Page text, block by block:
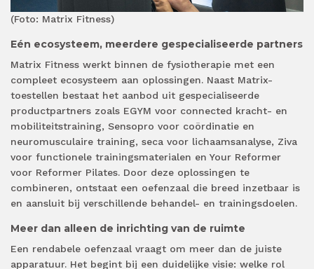
(Foto: Matrix Fitness)
Eén ecosysteem, meerdere gespecialiseerde partners
Matrix Fitness werkt binnen de fysiotherapie met een
compleet ecosysteem aan oplossingen. Naast Matrix-
toestellen bestaat het aanbod uit gespecialiseerde
productpartners zoals EGYM voor connected kracht- en
mobiliteitstraining, Sensopro voor coördinatie en
neuromusculaire training, seca voor lichaamsanalyse, Ziva
voor functionele trainingsmaterialen en Your Reformer
voor Reformer Pilates. Door deze oplossingen te
combineren, ontstaat een oefenzaal die breed inzetbaar is
en aansluit bij verschillende behandel- en trainingsdoelen.
Meer dan alleen de inrichting van de ruimte
Een rendabele oefenzaal vraagt om meer dan de juiste
apparatuur. Het begint bij een duidelijke visie: welke rol